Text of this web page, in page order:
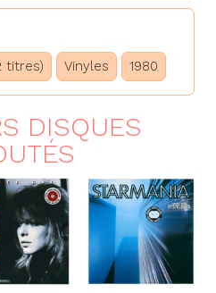
titres) Vinyles 1980
DISQUES